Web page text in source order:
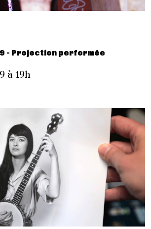
- Projection performée
à 19h